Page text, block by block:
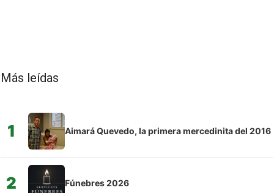
Más leídas
1 Aimará Quevedo, la primera mercedinita del 2016
2 Fúnebres 2026